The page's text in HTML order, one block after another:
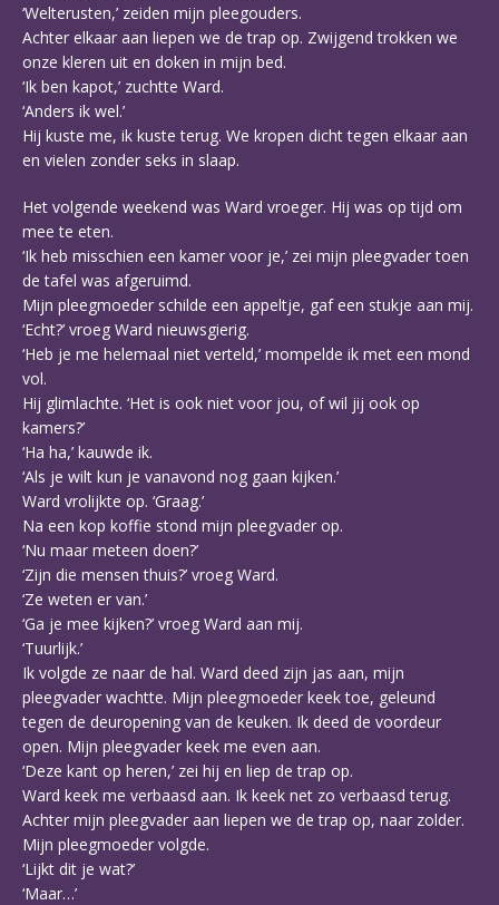
‘Welterusten,’ zeiden mijn pleegouders.
Achter elkaar aan liepen we de trap op. Zwijgend trokken we
onze kleren uit en doken in mijn bed.
‘Ik ben kapot,’ zuchtte Ward.
‘Anders ik wel.’
Hij kuste me, ik kuste terug. We kropen dicht tegen elkaar aan
en vielen zonder seks in slaap.
Het volgende weekend was Ward vroeger. Hij was op tijd om
mee te eten.
‘Ik heb misschien een kamer voor je,’ zei mijn pleegvader toen
de tafel was afgeruimd.
Mijn pleegmoeder schilde een appeltje, gaf een stukje aan mij.
‘Echt?’ vroeg Ward nieuwsgierig.
‘Heb je me helemaal niet verteld,’ mompelde ik met een mond
vol.
Hij glimlachte. ‘Het is ook niet voor jou, of wil jij ook op
kamers?’
‘Ha ha,’ kauwde ik.
‘Als je wilt kun je vanavond nog gaan kijken.’
Ward vrolijkte op. ‘Graag.’
Na een kop koffie stond mijn pleegvader op.
‘Nu maar meteen doen?’
‘Zijn die mensen thuis?’ vroeg Ward.
‘Ze weten er van.’
‘Ga je mee kijken?’ vroeg Ward aan mij.
‘Tuurlijk.’
Ik volgde ze naar de hal. Ward deed zijn jas aan, mijn
pleegvader wachtte. Mijn pleegmoeder keek toe, geleund
tegen de deuropening van de keuken. Ik deed de voordeur
open. Mijn pleegvader keek me even aan.
‘Deze kant op heren,’ zei hij en liep de trap op.
Ward keek me verbaasd aan. Ik keek net zo verbaasd terug.
Achter mijn pleegvader aan liepen we de trap op, naar zolder.
Mijn pleegmoeder volgde.
‘Lijkt dit je wat?’
‘Maar…’